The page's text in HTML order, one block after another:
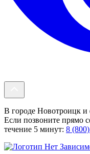
В городе Новотроицк и
Если позвоните прямо
течение 5 минут: 8